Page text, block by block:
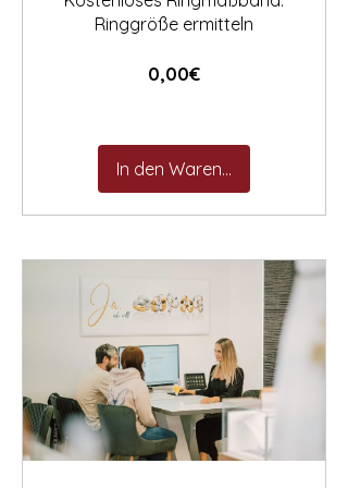
Ringgröße ermitteln
0,00€Preis
In den Warenkorb